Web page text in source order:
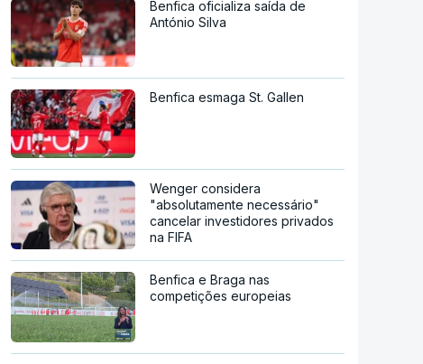
Benfica oficializa saída de
António Silva
Benfica esmaga St. Gallen
Wenger considera
"absolutamente necessário"
cancelar investidores privados
na FIFA
Benfica e Braga nas
competições europeias